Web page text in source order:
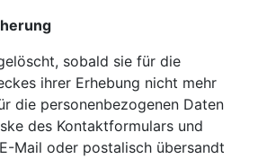
sobald sie für die
ihrer Erhebung nicht mehr
die personenbezogenen Daten
des Kontaktformulars und
Mail oder postalisch übersandt